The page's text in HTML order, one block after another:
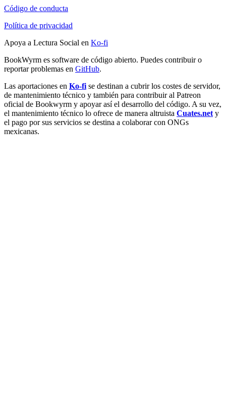
Código de conducta
Política de privacidad
Apoya a Lectura Social en Ko-fi
BookWyrm es software de código abierto. Puedes contribuir o
reportar problemas en GitHub.
Las aportaciones en Ko-fi se destinan a cubrir los costes de servidor,
de mantenimiento técnico y también para contribuir al Patreon
oficial de Bookwyrm y apoyar así el desarrollo del código. A su vez,
el mantenimiento técnico lo ofrece de manera altruista Cuates.net y
el pago por sus servicios se destina a colaborar con ONGs
mexicanas.